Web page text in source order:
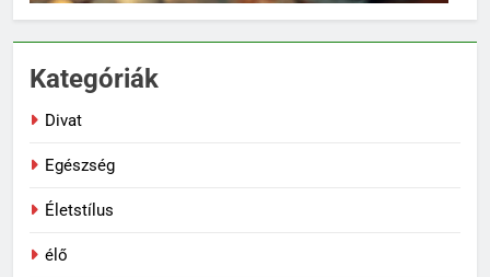
Kategóriák
Divat
Egészség
Életstílus
élő